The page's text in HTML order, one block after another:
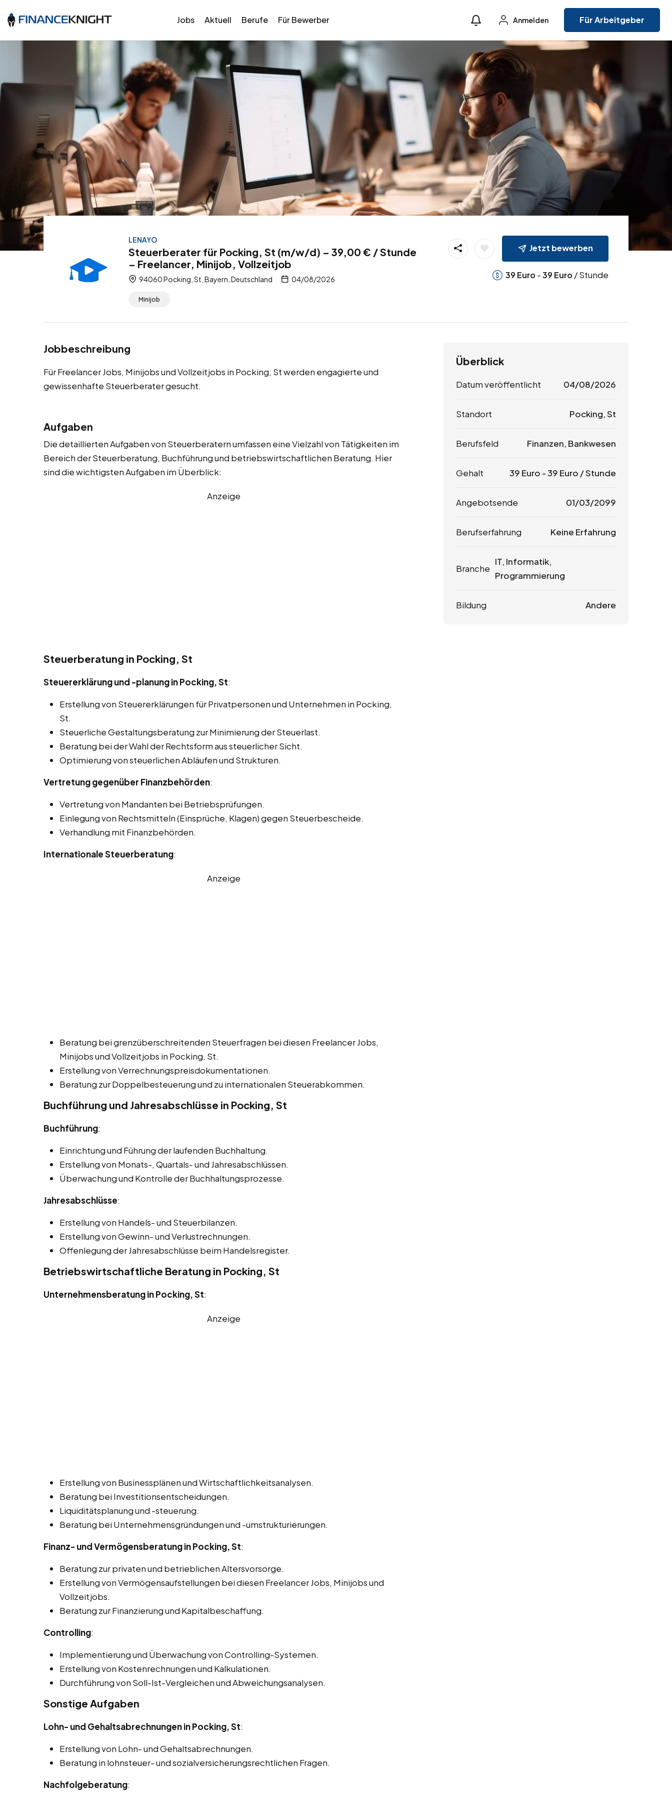
Jobs Aktuell Berufe Für Bewerber Anmelden Für Arbeitgeber
LENAYO
Steuerberater für Pocking, St (m/w/d) – 39,00 € / Stunde
– Freelancer, Minijob, Vollzeitjob
94060 Pocking, St, Bayern, Deutschland 04/08/2026
Minijob
Jetzt bewerben
39 Euro -39 Euro / Stunde
Jobbeschreibung
Für Freelancer Jobs, Minijobs und Vollzeitjobs in Pocking, St werden engagierte und
gewissenhafte Steuerberater gesucht.
Aufgaben
Die detaillierten Aufgaben von Steuerberatern umfassen eine Vielzahl von Tätigkeiten im
Bereich der Steuerberatung, Buchführung und betriebswirtschaftlichen Beratung. Hier
sind die wichtigsten Aufgaben im Überblick:
Anzeige
Steuerberatung in Pocking, St
Steuererklärung und -planung in Pocking, St:
Erstellung von Steuererklärungen für Privatpersonen und Unternehmen in Pocking,
St.
Steuerliche Gestaltungsberatung zur Minimierung der Steuerlast.
Beratung bei der Wahl der Rechtsform aus steuerlicher Sicht.
Optimierung von steuerlichen Abläufen und Strukturen.
Vertretung gegenüber Finanzbehörden:
Vertretung von Mandanten bei Betriebsprüfungen.
Einlegung von Rechtsmitteln (Einsprüche, Klagen) gegen Steuerbescheide.
Verhandlung mit Finanzbehörden.
Internationale Steuerberatung:
Anzeige
Beratung bei grenzüberschreitenden Steuerfragen bei diesen Freelancer Jobs,
Minijobs und Vollzeitjobs in Pocking, St.
Erstellung von Verrechnungspreisdokumentationen.
Beratung zur Doppelbesteuerung und zu internationalen Steuerabkommen.
Buchführung und Jahresabschlüsse in Pocking, St
Buchführung:
Einrichtung und Führung der laufenden Buchhaltung.
Erstellung von Monats-, Quartals- und Jahresabschlüssen.
Überwachung und Kontrolle der Buchhaltungsprozesse.
Jahresabschlüsse:
Erstellung von Handels- und Steuerbilanzen.
Erstellung von Gewinn- und Verlustrechnungen.
Offenlegung der Jahresabschlüsse beim Handelsregister.
Betriebswirtschaftliche Beratung in Pocking, St
Unternehmensberatung in Pocking, St:
Anzeige
Erstellung von Businessplänen und Wirtschaftlichkeitsanalysen.
Beratung bei Investitionsentscheidungen.
Liquiditätsplanung und -steuerung.
Beratung bei Unternehmensgründungen und -umstrukturierungen.
Finanz- und Vermögensberatung in Pocking, St:
Beratung zur privaten und betrieblichen Altersvorsorge.
Erstellung von Vermögensaufstellungen bei diesen Freelancer Jobs, Minijobs und
Vollzeitjobs.
Beratung zur Finanzierung und Kapitalbeschaffung.
Controlling:
Implementierung und Überwachung von Controlling-Systemen.
Erstellung von Kostenrechnungen und Kalkulationen.
Durchführung von Soll-Ist-Vergleichen und Abweichungsanalysen.
Sonstige Aufgaben
Lohn- und Gehaltsabrechnungen in Pocking, St:
Erstellung von Lohn- und Gehaltsabrechnungen.
Beratung in lohnsteuer- und sozialversicherungsrechtlichen Fragen.
Nachfolgeberatung:
Überblick
Datum veröffentlicht 04/08/2026
Standort Pocking, St
Berufsfeld Finanzen, Bankwesen
Gehalt 39 Euro -39 Euro / Stunde
Angebotsende 01/03/2099
Berufserfahrung Keine Erfahrung
Branche
IT, Informatik,
Programmierung
Bildung Andere